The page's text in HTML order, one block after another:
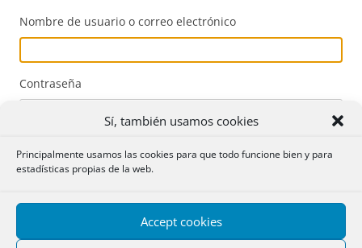
Sí, también usamos cookies
Principalmente usamos las cookies para que todo funcione bien y para
estadísticas propias de la web.
Accept cookies
Nombre de usuario o correo electrónico
Contraseña
Acceder